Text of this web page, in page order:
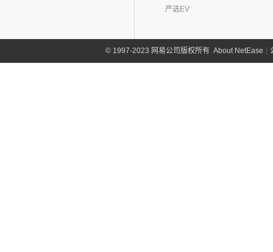
严选EV
©1997-2023 网易公司版权所有 About NetEase